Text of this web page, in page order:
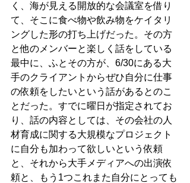
く、海が見える開放的な会議室を借り
て、そこに食べ物や飲み物をケイタリ
ングした形の打ち上げだった。その方
と他のメンバーと楽しく話をしている
最中に、ふとその方が、6/30にある大
手のクライアントからぜひ自分に仕事
の依頼をしたいという話があるとのこ
とだった。すでに曜日が指定されてお
り、話の内容としては、その会社の人
材育成に関する大規模なプロジェクト
に自分も加わって欲しいという依頼
と、それから大手メディアへの出演依
頼と、もう1つこれまた自分にとっても